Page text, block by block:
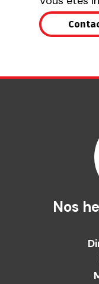
Nos